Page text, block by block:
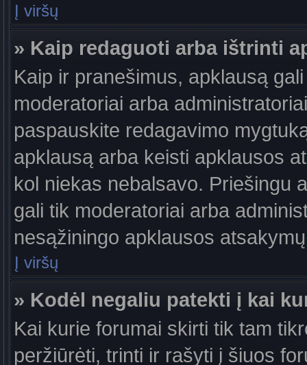
Į viršų
» Kaip redaguoti arba ištrinti
Kaip ir pranešimus, apklausą
moderatoriai arba
paspauskite redagavimo
apklausą arba keisti apklausos
kol niekas nebalsavo. Priešingu
gali tik moderatoriai arba
nesąžiningo apklausos
Į viršų
» Kodėl negaliu patekti į kai
Kai kurie forumai skirti tik tam
peržiūrėti, trinti ir rašyti į šiuos